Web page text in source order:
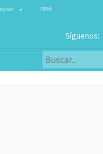
•
Síguenos: